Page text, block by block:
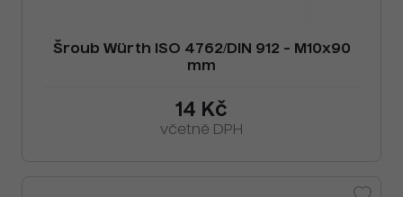
Šroub Würth ISO 4762/DIN 912 - M10x90
mm
14 Kč
včetně DPH